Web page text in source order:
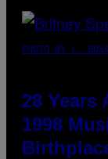
PHOTO BY L.
28 Years
1998